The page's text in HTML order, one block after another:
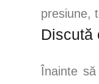
presiune,
Discută
Înainte